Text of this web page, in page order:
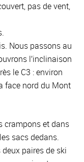
pas de vent,
Nous passons au
l’inclinaison
le C3 : environ
face nord du Mont
crampons et dans
sacs dedans.
deux paires de ski